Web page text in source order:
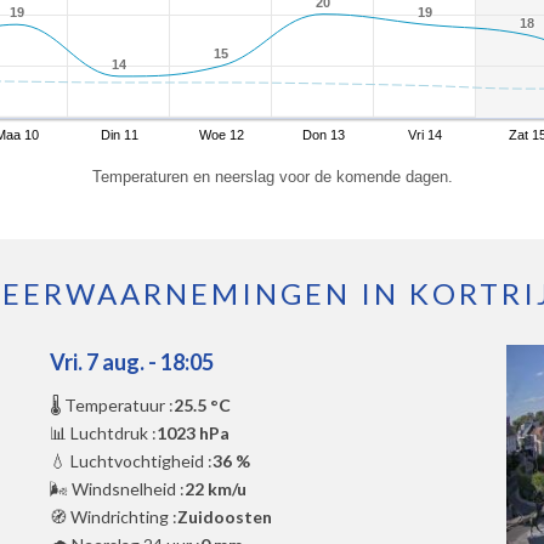
19
19
14
14
15
15
19
19
18
18
10 Din 11 Woe 12 Don 13 Vri 14 Zat
Temperaturen en neerslag voor de komende dagen.
IN
Vri. 7 aug. - 18:05
🌡️ Temperatuur :25.5 °C
📊 Luchtdruk :1023 hPa
💧 Luchtvochtigheid :36 %
🌬️ Windsnelheid :22 km/u
🧭 Windrichting :Zuidoosten